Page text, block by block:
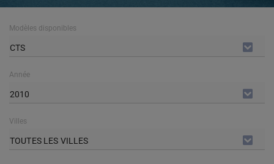
Modèles disponibles
CTS
Année
2010
Villes
TOUTES LES VILLES